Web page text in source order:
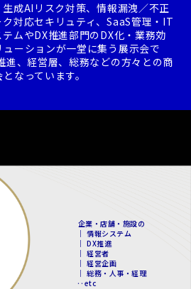
成AIリスク対策、情報漏洩／不正
対応セキリュティ、SaaS管理・IT
ムやDX推進部門のDX化・業務効
ーションが一堂に集う展示会で
進、経営層、総務などの方々との商
なっています。
企業・店舗・施設の
｜ 情報システム
｜ DX推進
｜ 経営者
｜ 経営企画
｜ 総務・人事・経理
‥etc